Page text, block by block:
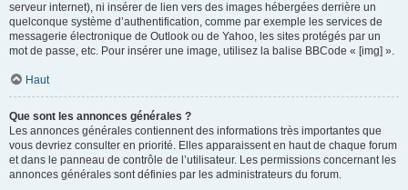
serveur internet), ni insérer de lien vers des images hébergées derrière un
quelconque système d’authentification, comme par exemple les services de
messagerie électronique de Outlook ou de Yahoo, les sites protégés par un
mot de passe, etc. Pour insérer une image, utilisez la balise BBCode « [img] ».
Haut
Que sont les annonces générales ?
Les annonces générales contiennent des informations très importantes que
vous devriez consulter en priorité. Elles apparaissent en haut de chaque forum
et dans le panneau de contrôle de l’utilisateur. Les permissions concernant les
annonces générales sont définies par les administrateurs du forum.